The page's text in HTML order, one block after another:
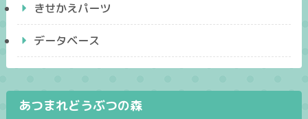
きせかえパーツ
データベース
あつまれどうぶつの森